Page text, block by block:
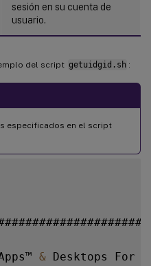
sesión en su cuenta de
usuario.
del script getuidgid.sh :
especificados en el script
& Desktops For